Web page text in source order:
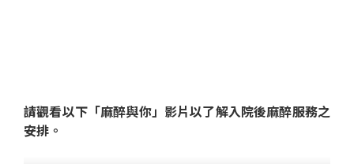
請觀看以下「麻醉與你」影片以了解入院後麻醉服務之
安排 。